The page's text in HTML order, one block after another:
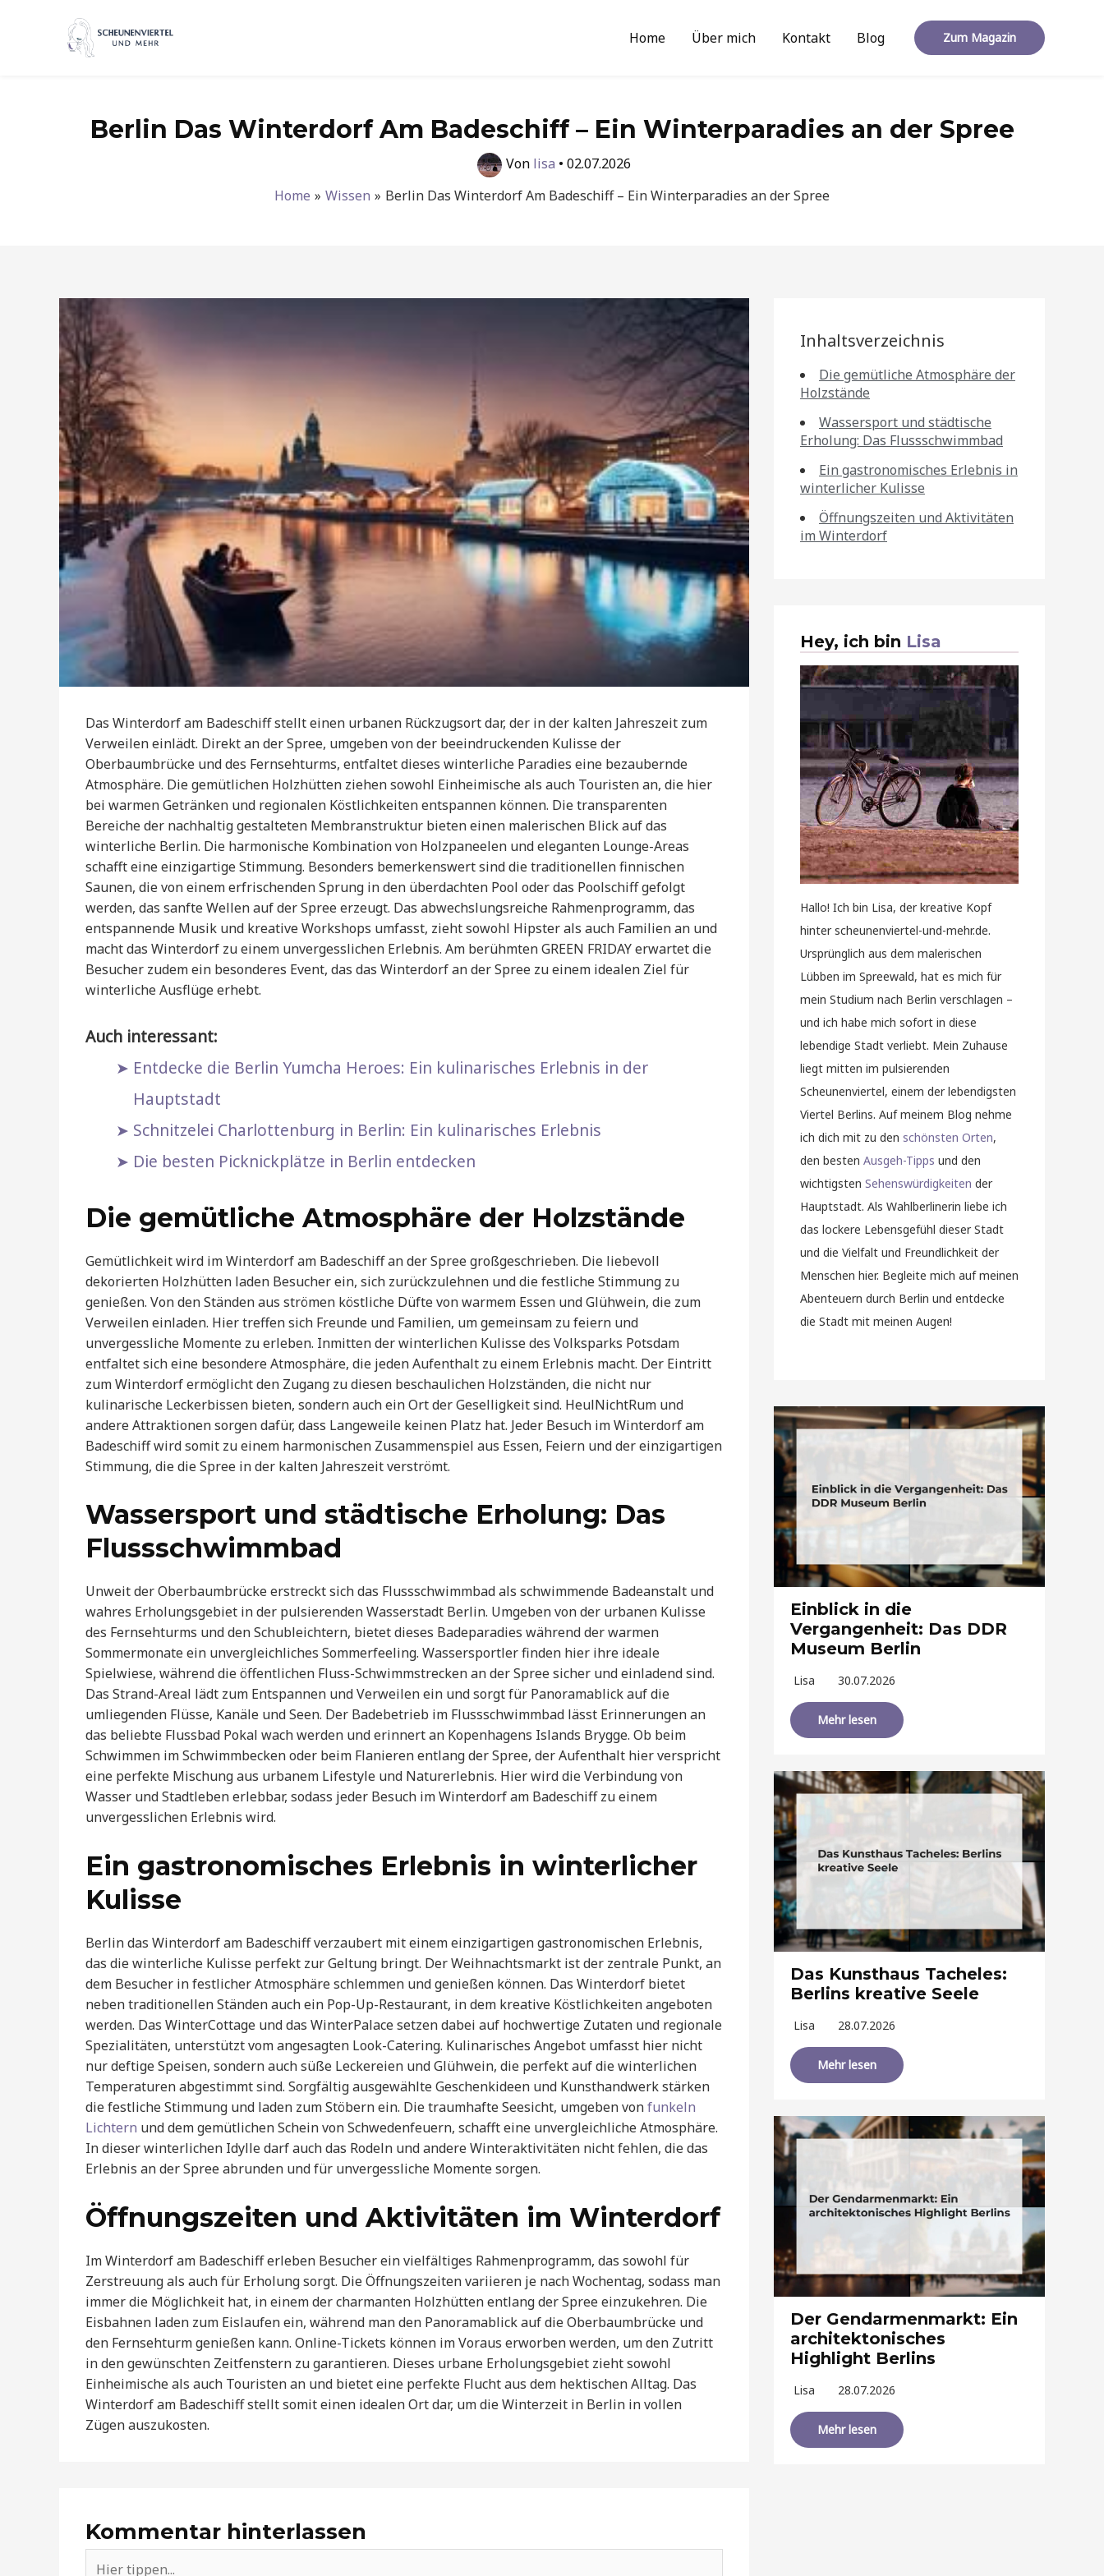
Home Über mich Kontakt Blog Zum Magazin
Berlin Das Winterdorf Am Badeschiff – Ein Winterparadies an der Spree
Von lisa • 02.07.2026
Home
Wissen Berlin Das Winterdorf Am Badeschiff – Ein Winterparadies an der Spree
Das Winterdorf am Badeschiff stellt einen urbanen Rückzugsort dar, der in der kalten Jahreszeit zum
Verweilen einlädt. Direkt an der Spree, umgeben von der beeindruckenden Kulisse der
Oberbaumbrücke und des Fernsehturms, entfaltet dieses winterliche Paradies eine bezaubernde
Atmosphäre. Die gemütlichen Holzhütten ziehen sowohl Einheimische als auch Touristen an, die hier
bei warmen Getränken und regionalen Köstlichkeiten entspannen können. Die transparenten
Bereiche der nachhaltig gestalteten Membranstruktur bieten einen malerischen Blick auf das
winterliche Berlin. Die harmonische Kombination von Holzpaneelen und eleganten Lounge-Areas
schafft eine einzigartige Stimmung. Besonders bemerkenswert sind die traditionellen finnischen
Saunen, die von einem erfrischenden Sprung in den überdachten Pool oder das Poolschiff gefolgt
werden, das sanfte Wellen auf der Spree erzeugt. Das abwechslungsreiche Rahmenprogramm, das
entspannende Musik und kreative Workshops umfasst, zieht sowohl Hipster als auch Familien an und
macht das Winterdorf zu einem unvergesslichen Erlebnis. Am berühmten GREEN FRIDAY erwartet die
Besucher zudem ein besonderes Event, das das Winterdorf an der Spree zu einem idealen Ziel für
winterliche Ausflüge erhebt.
Auch interessant:
Entdecke die Berlin Yumcha Heroes: Ein kulinarisches Erlebnis in der
Hauptstadt
Schnitzelei Charlottenburg in Berlin: Ein kulinarisches Erlebnis
Die besten Picknickplätze in Berlin entdecken
Die gemütliche Atmosphäre der Holzstände
Gemütlichkeit wird im Winterdorf am Badeschiff an der Spree großgeschrieben. Die liebevoll
dekorierten Holzhütten laden Besucher ein, sich zurückzulehnen und die festliche Stimmung zu
genießen. Von den Ständen aus strömen köstliche Düfte von warmem Essen und Glühwein, die zum
Verweilen einladen. Hier treffen sich Freunde und Familien, um gemeinsam zu feiern und
unvergessliche Momente zu erleben. Inmitten der winterlichen Kulisse des Volksparks Potsdam
entfaltet sich eine besondere Atmosphäre, die jeden Aufenthalt zu einem Erlebnis macht. Der Eintritt
zum Winterdorf ermöglicht den Zugang zu diesen beschaulichen Holzständen, die nicht nur
kulinarische Leckerbissen bieten, sondern auch ein Ort der Geselligkeit sind. HeulNichtRum und
andere Attraktionen sorgen dafür, dass Langeweile keinen Platz hat. Jeder Besuch im Winterdorf am
Badeschiff wird somit zu einem harmonischen Zusammenspiel aus Essen, Feiern und der einzigartigen
Stimmung, die die Spree in der kalten Jahreszeit verströmt.
Wassersport und städtische Erholung: Das
Flussschwimmbad
Unweit der Oberbaumbrücke erstreckt sich das Flussschwimmbad als schwimmende Badeanstalt und
wahres Erholungsgebiet in der pulsierenden Wasserstadt Berlin. Umgeben von der urbanen Kulisse
des Fernsehturms und den Schubleichtern, bietet dieses Badeparadies während der warmen
Sommermonate ein unvergleichliches Sommerfeeling. Wassersportler finden hier ihre ideale
Spielwiese, während die öffentlichen Fluss-Schwimmstrecken an der Spree sicher und einladend sind.
Das Strand-Areal lädt zum Entspannen und Verweilen ein und sorgt für Panoramablick auf die
umliegenden Flüsse, Kanäle und Seen. Der Badebetrieb im Flussschwimmbad lässt Erinnerungen an
das beliebte Flussbad Pokal wach werden und erinnert an Kopenhagens Islands Brygge. Ob beim
Schwimmen im Schwimmbecken oder beim Flanieren entlang der Spree, der Aufenthalt hier verspricht
eine perfekte Mischung aus urbanem Lifestyle und Naturerlebnis. Hier wird die Verbindung von
Wasser und Stadtleben erlebbar, sodass jeder Besuch im Winterdorf am Badeschiff zu einem
unvergesslichen Erlebnis wird.
Ein gastronomisches Erlebnis in winterlicher
Kulisse
Berlin das Winterdorf am Badeschiff verzaubert mit einem einzigartigen gastronomischen Erlebnis,
das die winterliche Kulisse perfekt zur Geltung bringt. Der Weihnachtsmarkt ist der zentrale Punkt, an
dem Besucher in festlicher Atmosphäre schlemmen und genießen können. Das Winterdorf bietet
neben traditionellen Ständen auch ein Pop-Up-Restaurant, in dem kreative Köstlichkeiten angeboten
werden. Das WinterCottage und das WinterPalace setzen dabei auf hochwertige Zutaten und regionale
Spezialitäten, unterstützt vom angesagten Look-Catering. Kulinarisches Angebot umfasst hier nicht
nur deftige Speisen, sondern auch süße Leckereien und Glühwein, die perfekt auf die winterlichen
Temperaturen abgestimmt sind. Sorgfältig ausgewählte Geschenkideen und Kunsthandwerk stärken
die festliche Stimmung und laden zum Stöbern ein. Die traumhafte Seesicht, umgeben vonfunkeln
Lichtern und dem gemütlichen Schein von Schwedenfeuern, schafft eine unvergleichliche Atmosphäre.
In dieser winterlichen Idylle darf auch das Rodeln und andere Winteraktivitäten nicht fehlen, die das
Erlebnis an der Spree abrunden und für unvergessliche Momente sorgen.
Öffnungszeiten und Aktivitäten im Winterdorf
Im Winterdorf am Badeschiff erleben Besucher ein vielfältiges Rahmenprogramm, das sowohl für
Zerstreuung als auch für Erholung sorgt. Die Öffnungszeiten variieren je nach Wochentag, sodass man
immer die Möglichkeit hat, in einem der charmanten Holzhütten entlang der Spree einzukehren. Die
Eisbahnen laden zum Eislaufen ein, während man den Panoramablick auf die Oberbaumbrücke und
den Fernsehturm genießen kann. Online-Tickets können im Voraus erworben werden, um den Zutritt
in den gewünschten Zeitfenstern zu garantieren. Dieses urbane Erholungsgebiet zieht sowohl
Einheimische als auch Touristen an und bietet eine perfekte Flucht aus dem hektischen Alltag. Das
Winterdorf am Badeschiff stellt somit einen idealen Ort dar, um die Winterzeit in Berlin in vollen
Zügen auszukosten.
Kommentar hinterlassen
Inhaltsverzeichnis
Die gemütliche Atmosphäre der
Holzstände
Wassersport und städtische
Erholung: Das Flussschwimmbad
Ein gastronomisches Erlebnis in
winterlicher Kulisse
Öffnungszeiten und Aktivitäten
im Winterdorf
Hey, ich bin Lisa
Hallo! Ich bin Lisa, der kreative Kopf
hinter scheunenviertel-und-mehr.de.
Ursprünglich aus dem malerischen
Lübben im Spreewald, hat es mich für
mein Studium nach Berlin verschlagen –
und ich habe mich sofort in diese
lebendige Stadt verliebt. Mein Zuhause
liegt mitten im pulsierenden
Scheunenviertel, einem der lebendigsten
Viertel Berlins. Auf meinem Blog nehme
ich dich mit zu den schönsten Orten,
den besten Ausgeh-Tipps und den
wichtigsten Sehenswürdigkeiten der
Hauptstadt. Als Wahlberlinerin liebe ich
das lockere Lebensgefühl dieser Stadt
und die Vielfalt und Freundlichkeit der
Menschen hier. Begleite mich auf meinen
Abenteuern durch Berlin und entdecke
die Stadt mit meinen Augen!
Einblick in die
Vergangenheit: Das DDR
Museum Berlin
Lisa 30.07.2026
Mehr lesen
Das Kunsthaus Tacheles:
Berlins kreative Seele
Lisa 28.07.2026
Mehr lesen
Der Gendarmenmarkt: Ein
architektonisches
Highlight Berlins
Lisa 28.07.2026
Mehr lesen